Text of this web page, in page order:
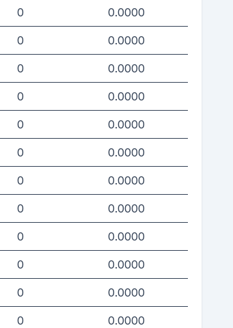
0 0.0000
0 0.0000
0 0.0000
0 0.0000
0 0.0000
0 0.0000
0 0.0000
0 0.0000
0 0.0000
0 0.0000
0 0.0000
0 0.0000